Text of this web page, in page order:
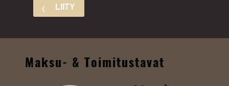
LIITY
Maksu- & Toimitustavat